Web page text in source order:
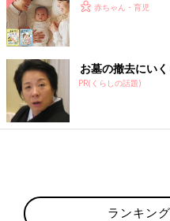
赤ちゃん・育児
お墓の撤去にい
PR(くらしの話題)
ランキン